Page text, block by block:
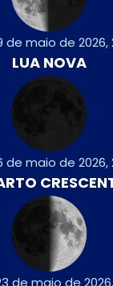
maio de 2026,
LUA NOVA
de maio de 2026,
de maio de 2026,